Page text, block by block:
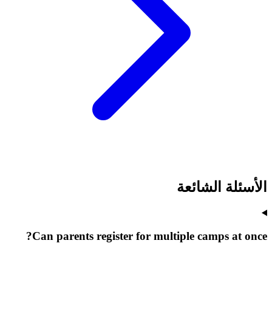
الأسئلة الشائعة
Can parents register for multiple camps at once?